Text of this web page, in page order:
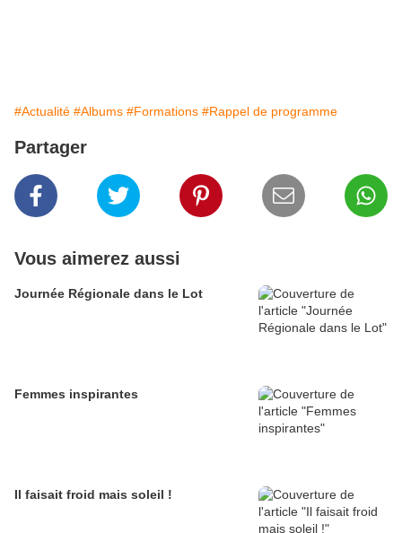
#Actualité #Albums #Formations #Rappel de programme
Partager
Vous aimerez aussi
Journée Régionale dans le Lot
Femmes inspirantes
Il faisait froid mais soleil !